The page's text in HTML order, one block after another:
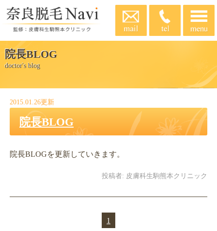
院長BLOG
doctor's blog
2015.01.26更新
院長BLOG
院長BLOGを更新していきます。
投稿者: 皮膚科生駒熊本クリニック
1